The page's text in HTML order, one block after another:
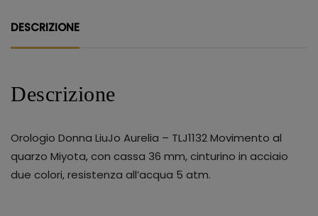
DESCRIZIONE
Descrizione
Orologio Donna LiuJo Aurelia – TLJ1132 Movimento al
quarzo Miyota, con cassa 36 mm, cinturino in acciaio
due colori, resistenza all’acqua 5 atm.